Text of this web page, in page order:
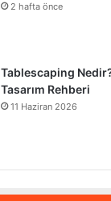
2 hafta önce
Tablescaping
Tasarım Rehberi
11 Haziran 2026